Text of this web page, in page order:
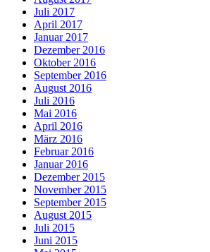
Juli 2017
April 2017
Januar 2017
Dezember 2016
Oktober 2016
September 2016
August 2016
Juli 2016
Mai 2016
April 2016
März 2016
Februar 2016
Januar 2016
Dezember 2015
November 2015
September 2015
August 2015
Juli 2015
Juni 2015